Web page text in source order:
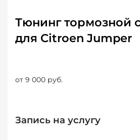
Тюнинг тормозной
для Citroen Jumper
от 9 000 руб.
Запись на услугу